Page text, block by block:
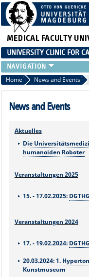
MEDICAL FACULTY
UNIVERSITY CLINIC FOR
EMERGENCY TELEPHONE
NEWS AND EVENTS
OUTPATIENT AND
Home News and Events
News and Events
Aktuelles
Die
humanoiden Roboter
Veranstaltungen 2025
15. - 17.02.2025:
Veranstaltungen 2024
17. - 19.02.2024:
20.03.2024: 1.
Kunstmuseum